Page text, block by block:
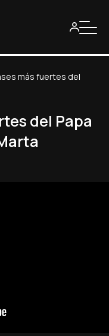
más fuertes del
del Papa